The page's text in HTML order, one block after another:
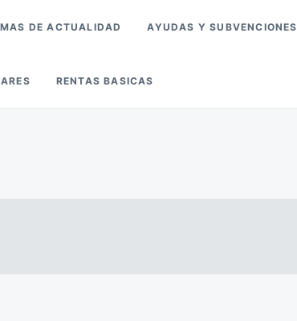
DE ACTUALIDAD AYUDAS Y SUBVENCIONES
RENTAS BASICAS